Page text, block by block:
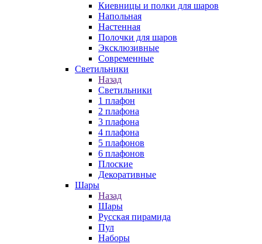
Киевницы и полки для шаров
Напольная
Настенная
Полочки для шаров
Эксклюзивные
Современные
Светильники
Назад
Светильники
1 плафон
2 плафона
3 плафона
4 плафона
5 плафонов
6 плафонов
Плоские
Декоративные
Шары
Назад
Шары
Русская пирамида
Пул
Наборы